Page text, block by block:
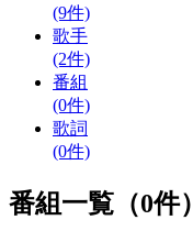
(9件)
歌手
(2件)
番組
(0件)
歌詞
(0件)
番組一覧（0件）